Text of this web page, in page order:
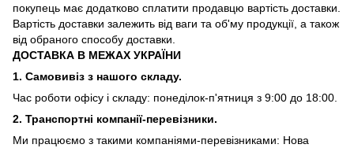
покупець має додатково сплатити продавцю вартість доставки.
Вартість доставки залежить від ваги та об'му продукції, а також
від обраного способу доставки.
ДОСТАВКА В МЕЖАХ УКРАЇНИ
1. Самовивіз з нашого складу.
Час роботи офісу і складу: понеділок-п'ятниця з 9:00 до 18:00.
2. Транспортні компанії-перевізники.
Ми працюємо з такими компаніями-перевізниками: Нова